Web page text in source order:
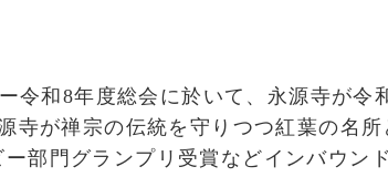
令和8年度総会に於いて、永源寺が令
寺が禅宗の伝統を守りつつ紅葉の名
部門グランプリ受賞などインバウン